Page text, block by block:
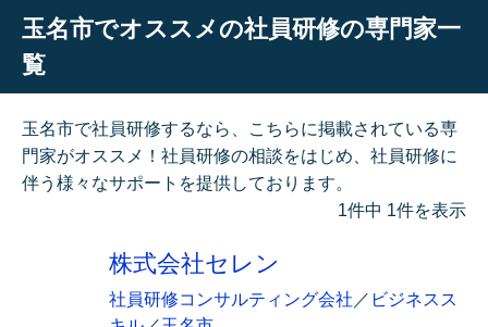
玉名市でオススメの社員研修の専門家一
覧
玉名市で社員研修するなら、こちらに掲載されている専
門家がオススメ！社員研修の相談をはじめ、社員研修に
伴う様々なサポートを提供しております。
1件中 1件を表示
株式会社セレン
社員研修コンサルティング会社 ／ ビジネスス